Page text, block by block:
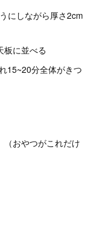
にしながら厚さ2cm
板に並べる
15~20分全体がきつ
（おやつがこれだけ